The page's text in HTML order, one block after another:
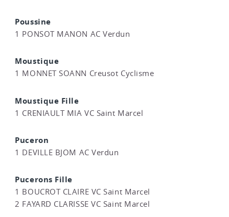
Poussine
1 PONSOT MANON AC Verdun
Moustique
1 MONNET SOANN Creusot Cyclisme
Moustique Fille
1 CRENIAULT MIA VC Saint Marcel
Puceron
1 DEVILLE BJOM AC Verdun
Pucerons Fille
1 BOUCROT CLAIRE VC Saint Marcel
2 FAYARD CLARISSE VC Saint Marcel